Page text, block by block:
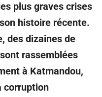
plus graves crises
histoire récente.
des dizaines de
rassemblées
à Katmandou,
corruption